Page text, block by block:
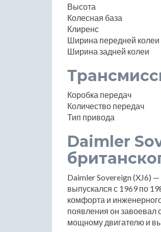
Высота
Колесная база
Клиренс
Ширина передней колеи
Ширина задней колеи
Коробка передач
Количество передач
Тип привода
Daimler
Daimler Sovereign (XJ6)
выпускался с 1969 по
комфорта и
появления он завоевал
мощному двигателю и